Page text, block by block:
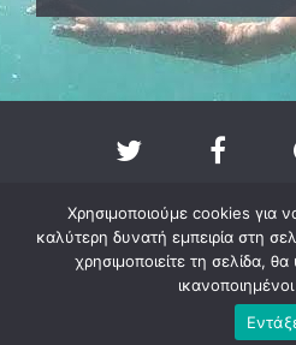
Copyright @ 2011-
Χρησιμοποιούμε cookies για
καλύτερη δυνατή εμπειρία στη
χρησιμοποιείτε τη σελίδα,